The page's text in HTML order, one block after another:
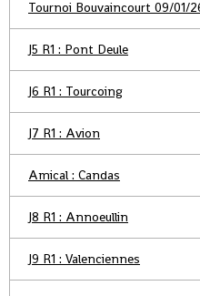
Tournoi Bouvaincourt 09/01/
J5 R1 : Pont Deule
J6 R1 : Tourcoing
J7 R1 : Avion
Amical : Candas
J8 R1 : Annoeullin
J9 R1 : Valenciennes